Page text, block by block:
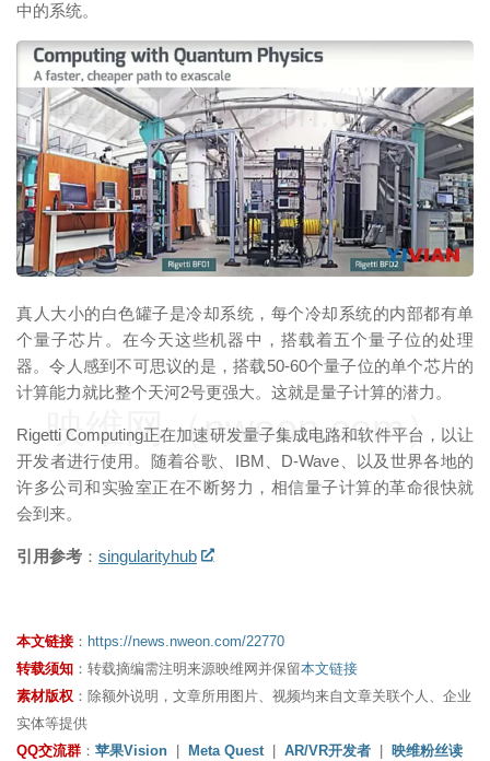
中的系统。
真人大小的白色罐子是冷却系统，每个冷却系统的内部都有单
个量子芯片。在今天这些机器中，搭载着五个量子位的处理
器。令人感到不可思议的是，搭载50-60个量子位的单个芯片的
计算能力就比整个天河2号更强大。这就是量子计算的潜力。
Rigetti Computing正在加速研发量子集成电路和软件平台，以让
开发者进行使用。随着谷歌、IBM、D-Wave、以及世界各地的
许多公司和实验室正在不断努力，相信量子计算的革命很快就
会到来。
引用参考 ： singularityhub
映维网（nweon.com）
映维网（nweon.com）
本文链接 ： https://news.nweon.com/22770
转载须知 ：转载摘编需注明来源映维网并保留本文链接
素材版权 ：除额外说明，文章所用图片、视频均来自文章关联个人、企业
实体等提供
QQ交流群 ： 苹果Vision | Meta Quest | AR/VR开发者 | 映维粉丝读